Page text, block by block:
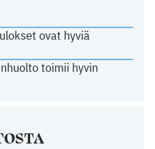
ovat hyviä
toimii hyvin